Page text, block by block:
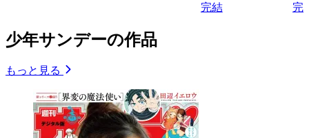
完結 完
少年サンデーの作品
もっと見る